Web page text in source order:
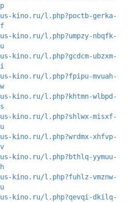
kino.ru/l.php?poctb-gerka-
kino.ru/l.php?umpzy-nbqfk-
kino.ru/l.php?gcdcm-ubzxm-
kino.ru/l.php?fpipu-mvuah-
kino.ru/l.php?khtmn-wlbpd-
kino.ru/l.php?shlwx-misxf-
kino.ru/l.php?wrdmx-xhfvp-
kino.ru/l.php?bthlq-yymuu-
kino.ru/l.php?fuhlz-vmznw-
kino.ru/l.php?qevqi-dkilq-